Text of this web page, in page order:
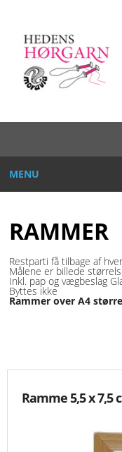
MENU
DIVERSE
GARN OG TRÅD
RAMMER
Restparti få tilbage af
Målene er billede
Inkl. pap og vægbeslag
Byttes ikke
Rammer over A4
Ramme 5,5 x 7,5